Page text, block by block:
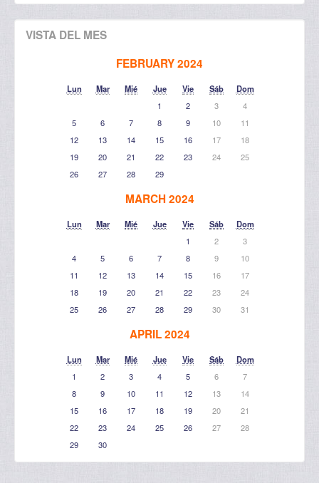
VISTA DEL MES
FEBRUARY 2024
Lun Mar Mié Jue Vie Sáb
Dom
1
2 3
4
5
6 7 8 9 10
11
12
13 14 15 16 17
18
19
20 21 22 23 24
25
26
27 28 29
MARCH 2024
Lun Mar Mié Jue Vie Sáb
Dom
1
2
3
4
5 6 7 8 9
10
11
12 13 14 15 16
17
18
19 20 21 22 23
24
25
26 27 28 29 30 31
APRIL 2024
Lun Mar Mié Jue Vie Sáb
Dom
1
2 3 4 5 6
7
8
9 10 11 12 13
14
15
16 17 18 19 20
21
22
23 24 25 26 27
28
29
30